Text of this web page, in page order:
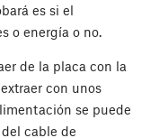
es si el
o energía o no.
de la placa con la
con unos
se puede
cable de